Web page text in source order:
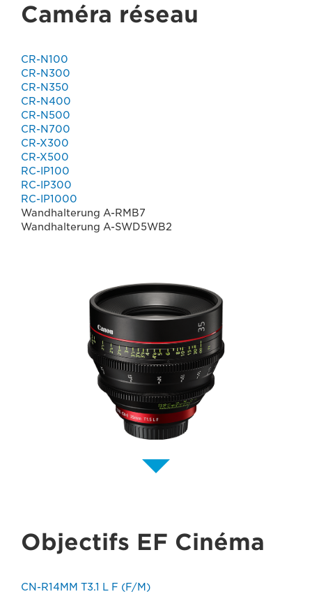
Caméra réseau
CR-N100
CR-N300
CR-N350
CR-N400
CR-N500
CR-N700
CR-X300
CR-X500
RC-IP100
RC-IP300
RC-IP1000
Wandhalterung A-RMB7
Wandhalterung A-SWD5WB2
Objectifs EF Cinéma
CN-R14MM T3.1 L F (F/M)